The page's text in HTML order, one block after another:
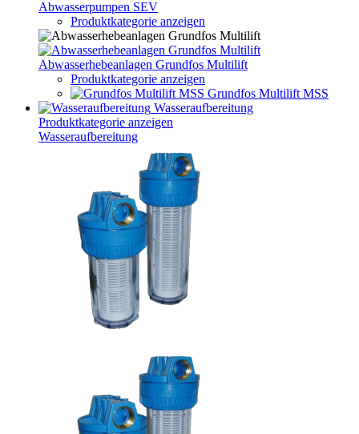
Abwasserpumpen SEV
Produktkategorie anzeigen
Abwasserhebeanlagen Grundfos Multilift
Produktkategorie anzeigen
Grundfos Multilift MSS
Wasseraufbereitung
Produktkategorie anzeigen
Wasseraufbereitung